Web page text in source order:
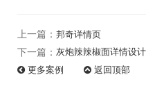
上一篇： 邦奇详情页
下一篇： 灰炮辣辣椒面详情设
更多案例 返回顶部